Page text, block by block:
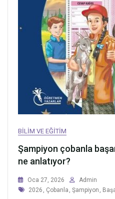
BILIM VE EĞITIM
Şampiyon çobanla
ne anlatıyor?
Oca 27, 2026
Admin
Tags
2026 , Çobanla , Şampiyon ,